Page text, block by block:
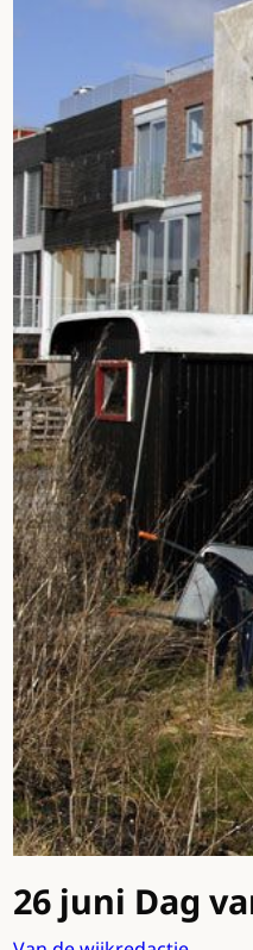
26 juni Dag